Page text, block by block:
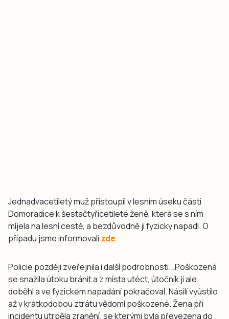
Jednadvacetiletý muž přistoupil v lesním úseku části
Domoradice k šestačtyřicetileté ženě, která se s ním
míjela na lesní cestě, a bezdůvodně ji fyzicky napadl. O
případu jsme informovali zde.
Policie později zveřejnila i další podrobnosti. „Poškozená
se snažila útoku bránit a z místa utéct, útočník ji ale
doběhl a ve fyzickém napadání pokračoval. Násilí vyústilo
až v krátkodobou ztrátu vědomí poškozené. Žena při
incidentu utrpěla zranění, se kterými byla převezena do